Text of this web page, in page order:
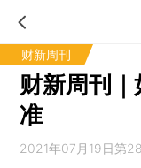
财新周刊
财新周刊
准
2021年07月19日第